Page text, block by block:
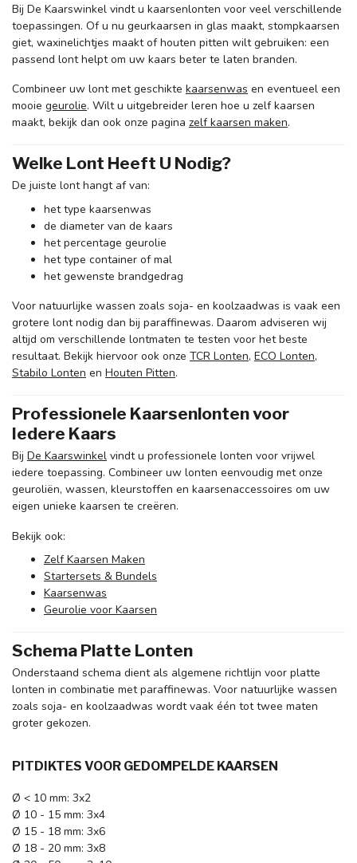
Bij De Kaarswinkel vindt u kaarsenlonten voor veel verschillende
toepassingen. Of u nu geurkaarsen in glas maakt, stompkaarsen
giet, waxinelichtjes maakt of houten pitten wilt gebruiken: een
passend lont helpt om uw kaars beter te laten branden.
Combineer uw lont met geschikte kaarsenwas en eventueel een
mooie geurolie. Wilt u uitgebreider leren hoe u zelf kaarsen
maakt, bekijk dan ook onze pagina zelf kaarsen maken.
Welke Lont Heeft U Nodig?
De juiste lont hangt af van:
het type kaarsenwas
de diameter van de kaars
het percentage geurolie
het type container of mal
het gewenste brandgedrag
Voor natuurlijke wassen zoals soja- en koolzaadwas is vaak een
grotere lont nodig dan bij paraffinewas. Daarom adviseren wij
altijd om verschillende lontmaten te testen voor het beste
resultaat. Bekijk hiervoor ook onze TCR Lonten, ECO Lonten,
Stabilo Lonten en Houten Pitten.
Professionele Kaarsenlonten voor
Iedere Kaars
Bij De Kaarswinkel vindt u professionele lonten voor vrijwel
iedere toepassing. Combineer uw lonten eenvoudig met onze
geuroliën, wassen, kleurstoffen en kaarsenaccessoires om uw
eigen unieke kaarsen te creëren.
Bekijk ook:
Zelf Kaarsen Maken
Startersets & Bundels
Kaarsenwas
Geurolie voor Kaarsen
Schema Platte Lonten
Onderstaand schema dient als algemene richtlijn voor platte
lonten in combinatie met paraffinewas. Voor natuurlijke wassen
zoals soja- en koolzaadwas wordt vaak één tot twee maten
groter gekozen.
PITDIKTES VOOR GEDOMPELDE KAARSEN
Ø < 10 mm: 3x2
Ø 10 - 15 mm: 3x4
Ø 15 - 18 mm: 3x6
Ø 18 - 20 mm: 3x8